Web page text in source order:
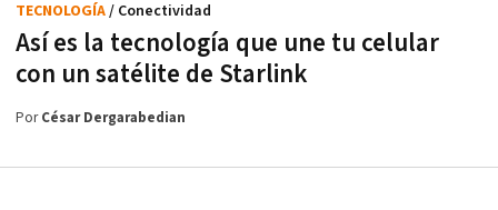
Así es la tecnología que une tu celular
con un satélite de Starlink
TECNOLOGÍA/ Conectividad
PorCésar Dergarabedian